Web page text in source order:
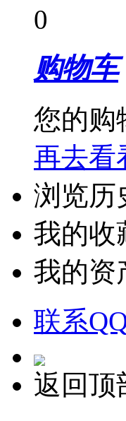
0
购物车
您的购
再去看
浏览历
我的收
我的资
联系
返回顶